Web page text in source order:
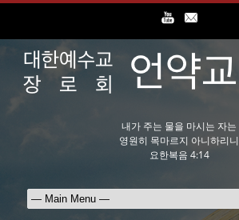
내가 주는 물을 마시는 자는
영원히 목마르지 아니하리니
요한복음 4:14